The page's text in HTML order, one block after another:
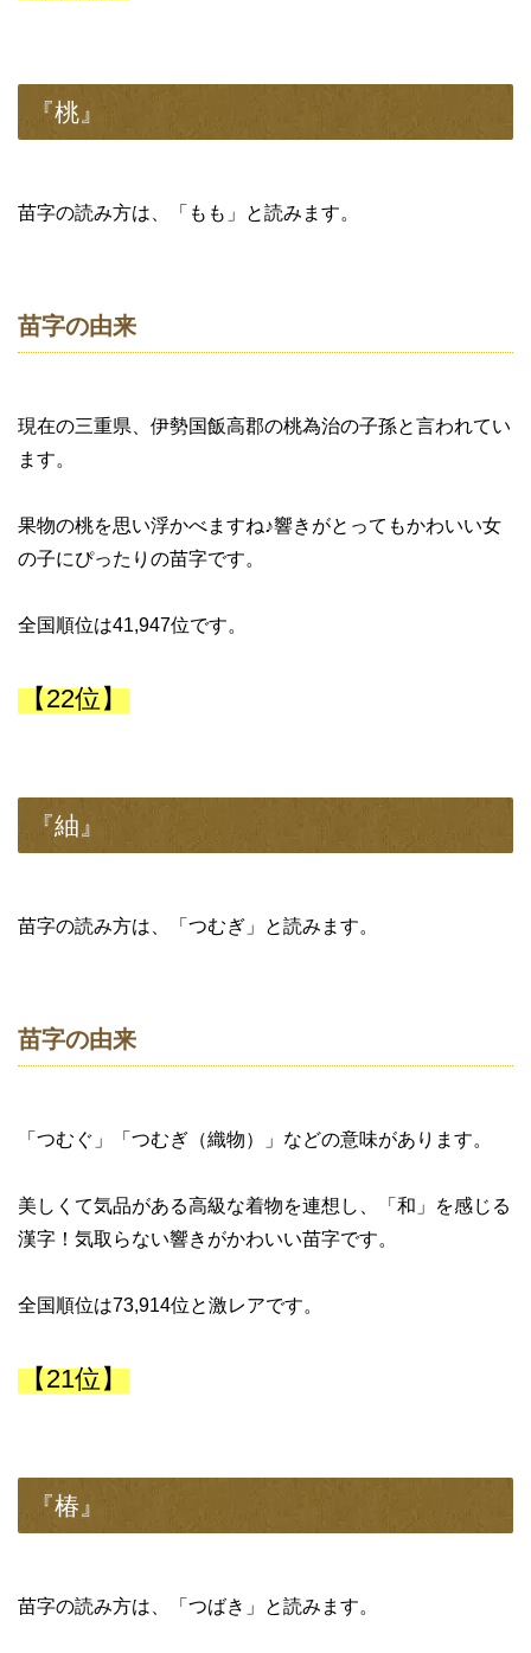
『桃』
苗字の読み方は、「もも」と読みます。
苗字の由来
現在の三重県、伊勢国飯高郡の桃為治の子孫と言われてい
ます。
果物の桃を思い浮かべますね♪響きがとってもかわいい女
の子にぴったりの苗字です。
全国順位は41,947位です。
【22位】
『紬』
苗字の読み方は、「つむぎ」と読みます。
苗字の由来
「つむぐ」「つむぎ（織物）」などの意味があります。
美しくて気品がある高級な着物を連想し、「和」を感じる
漢字！気取らない響きがかわいい苗字です。
全国順位は73,914位と激レアです。
【21位】
『椿』
苗字の読み方は、「つばき」と読みます。